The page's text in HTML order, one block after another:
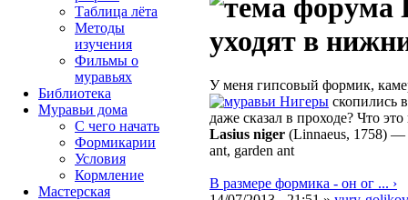
уходят в
У меня гипсовый формик,
Нигеры скопились
даже сказал в проходе? Что
Lasius niger (Linnaeus, 1758) —
ant, garden ant
В размере формика - он ог ... ›
Таблица лёта
Методы
изучения
Фильмы о
муравьях
Библиотека
Муравьи дома
С чего начать
Формикарии
Условия
Кормление
Мастерская